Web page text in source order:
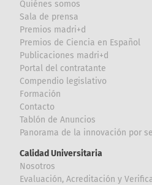
Quiénes somos
Sala de prensa
Premios madri+d
Premios de Ciencia en Español
Publicaciones madri+d
Portal del contratante
Compendio legislativo
Formación
Contacto
Tablón de Anuncios
Panorama de la innovación por
Calidad Universitaria
Nosotros
Evaluación, Acreditación y